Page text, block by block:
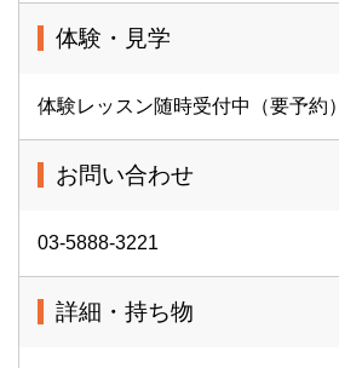
体験・見学
体験レッスン随時受付中（要予約）
お問い合わせ
03-5888-3221
詳細・持ち物